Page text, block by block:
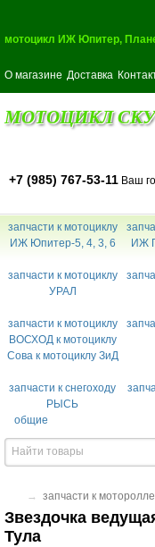
мотоцикл ИЖ Юпитер,
О магазине Доставка
МОТОЦИКЛ
+7 (985) 767-53-11 Ваш
запчасти к мотоциклу
ИЖ Юпитер-5, 4, 3, 6
ИЖ
запчасти к мотоциклу
УРАЛ
запчасти к мотоциклу
ВОСХОД к мотоциклу
Сова к мотоциклу ЗиД
запчасти к снегоходу
РЫСЬ
общие
→ запчасти к
Звездочка
Тула